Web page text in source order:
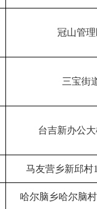
冠山管
三宝街
台吉新办公
马友营乡新邱村
哈尔脑乡哈尔脑